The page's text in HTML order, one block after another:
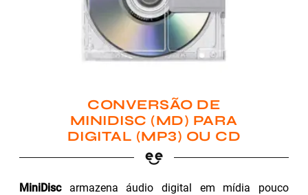
CONVERSÃO DE
MINIDISC (MD) PARA
DIGITAL (MP3) OU CD
MiniDiscarmazena áudio digital em mídia pouco